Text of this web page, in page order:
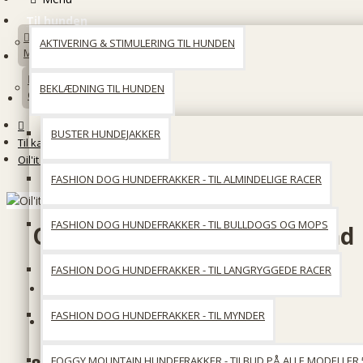
Til hunden
AKTIVERING & STIMULERING TIL HUNDEN
BEKLÆDNING TIL HUNDEN
BUSTER HUNDEJAKKER
FASHION DOG HUNDEFRAKKER - TIL ALMINDELIGE RACER
FASHION DOG HUNDEFRAKKER - TIL BULLDOGS OG MOPS
FASHION DOG HUNDEFRAKKER - TIL LANGRYGGEDE RACER
FASHION DOG HUNDEFRAKKER - TIL MYNDER
Min konto
Opret en konto
Til katten
Oil'it Lakseolie - fra Skotland
Oil'it Lakseolie - fra Skotland
Produktkode:: Oil'it Lakseolie 0,5L